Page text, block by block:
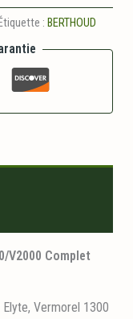
Étiquette : BERTHOUD
V2000 Complet
Vermorel 1300